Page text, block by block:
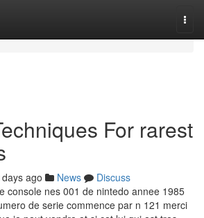
For rarest
ago News
Discuss
console nes 001 de nintedo annee 1985
de serie commence par n 121 merci